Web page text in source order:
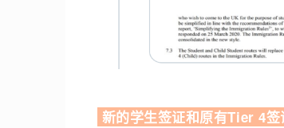
新的学生签证和原有Tier 4签